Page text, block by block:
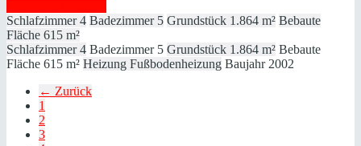
Schlafzimmer 4 Badezimmer 5 Grundstück 1.864 m² Bebaute
Fläche 615 m²
Schlafzimmer 4 Badezimmer 5 Grundstück 1.864 m² Bebaute
Fläche 615 m² Heizung Fußbodenheizung Baujahr 2002
← Zurück
1
2
3